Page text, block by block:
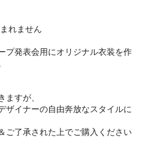
れません
プ発表会用にオリジナル衣装を作
ますが、
ザイナーの自由奔放なスタイルに
ご了承された上でご購入ください